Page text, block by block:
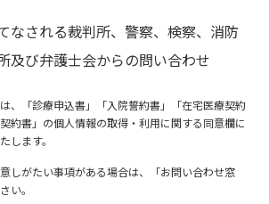
なされる裁判所、警察、検察、消防
及び弁護士会からの問い合わせ
、「診療申込書」「入院誓約書」「在宅医療契約
約書」の個人情報の取得・利用に関する同意欄に
します。
しがたい事項がある場合は、「お問い合わせ窓
い。